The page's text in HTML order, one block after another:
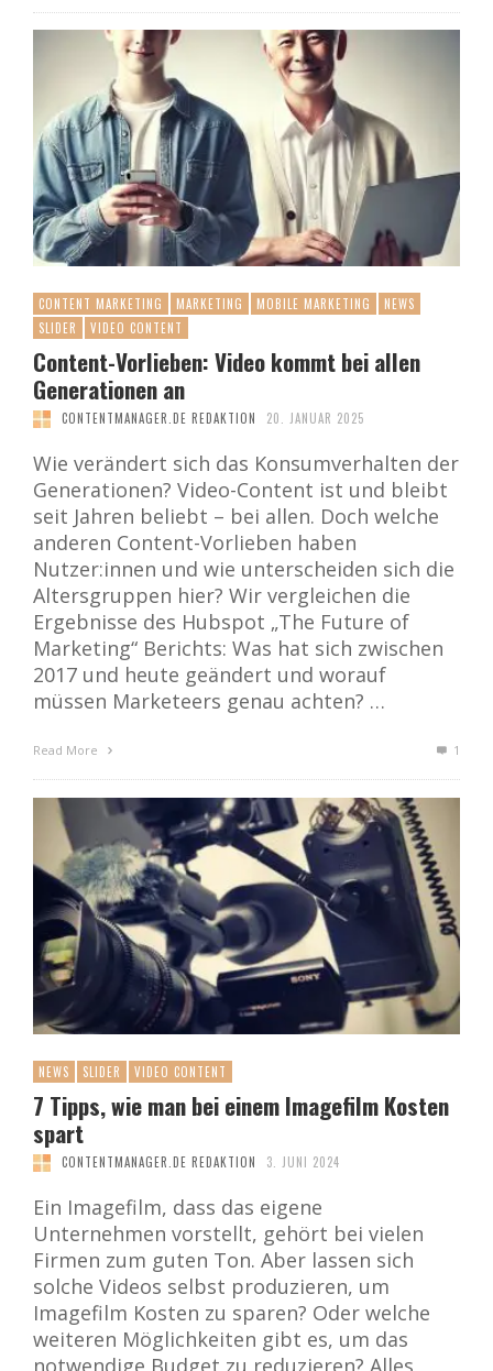
CONTENT MARKETING MARKETING MOBILE MARKETING
NEWS
SLIDER
VIDEO CONTENT
Content-Vorlieben: Video kommt bei allen
Generationen an
CONTENTMANAGER.DE REDAKTION 20. JANUAR 2025
Wie verändert sich das Konsumverhalten der
Generationen? Video-Content ist und bleibt
seit Jahren beliebt – bei allen. Doch welche
anderen Content-Vorlieben haben
Nutzer:innen und wie unterscheiden sich die
Altersgruppen hier? Wir vergleichen die
Ergebnisse des Hubspot „The Future of
Marketing“ Berichts: Was hat sich zwischen
2017 und heute geändert und worauf
müssen Marketeers genau achten? …
Read More 1
NEWS SLIDER VIDEO CONTENT
7 Tipps, wie man bei einem Imagefilm Kosten
spart
CONTENTMANAGER.DE REDAKTION 3. JUNI 2024
Ein Imagefilm, dass das eigene
Unternehmen vorstellt, gehört bei vielen
Firmen zum guten Ton. Aber lassen sich
solche Videos selbst produzieren, um
Imagefilm Kosten zu sparen? Oder welche
weiteren Möglichkeiten gibt es, um das